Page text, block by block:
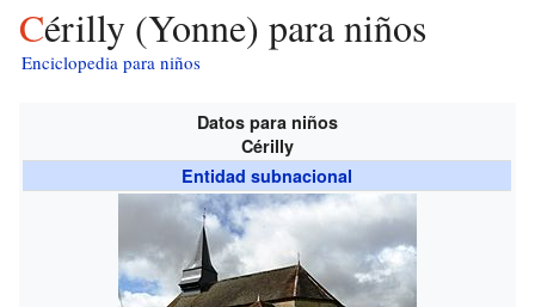
Cérilly (Yonne) para niños
Enciclopedia para niños
Datos para niños
Cérilly
Entidad subnacional